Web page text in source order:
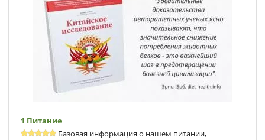
1 Питание
Базовая информация о нашем питании,